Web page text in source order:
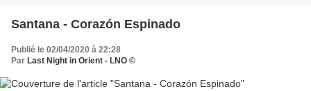
Santana - Corazón Espinado
Publié le 02/04/2020 à 22:28
Par Last Night in Orient - LNO ©